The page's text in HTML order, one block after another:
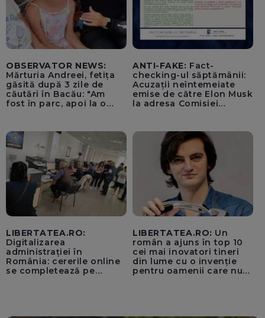
OBSERVATOR NEWS:
Mărturia Andreei, fetița
găsită după 3 zile de
căutări în Bacău: "Am
fost în parc, apoi la o
ANTI-FAKE: Fact-
checking-ul săptămânii:
Acuzații neîntemeiate
emise de către Elon Musk
la adresa Comisiei
pentru instaurarea
„cenzurii” pe platforma X
LIBERTATEA.RO:
Digitalizarea
administrației în
România: cererile online
se completează pe
LIBERTATEA.RO: Un
român a ajuns în top 10
cei mai inovatori tineri
din lume cu o invenție
pentru oamenii care nu